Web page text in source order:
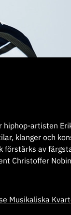
hiphop-artisten
klanger och
av
Christoffer
Musikaliska